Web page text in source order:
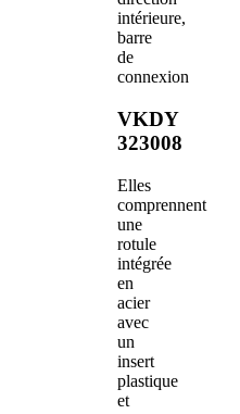
intérieure,
barre
de
connexion
VKDY
323008
Elles
comprennent
une
rotule
intégrée
en
acier
avec
un
insert
plastique
et